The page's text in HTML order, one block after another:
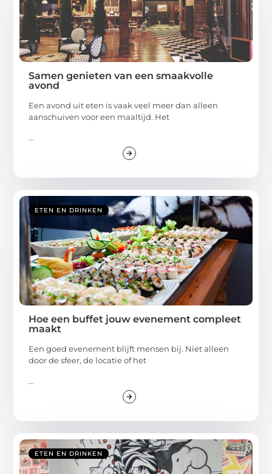
Samen genieten van een smaakvolle
avond
Een avond uit eten is vaak veel meer dan alleen
aanschuiven voor een maaltijd. Het
...
ETEN EN DRINKEN
Hoe een buffet jouw evenement compleet
maakt
Een goed evenement blijft mensen bij. Niet alleen
door de sfeer, de locatie of het
...
ETEN EN DRINKEN